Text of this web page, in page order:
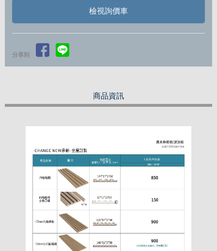
檢視詢價車
分享到
商品資訊